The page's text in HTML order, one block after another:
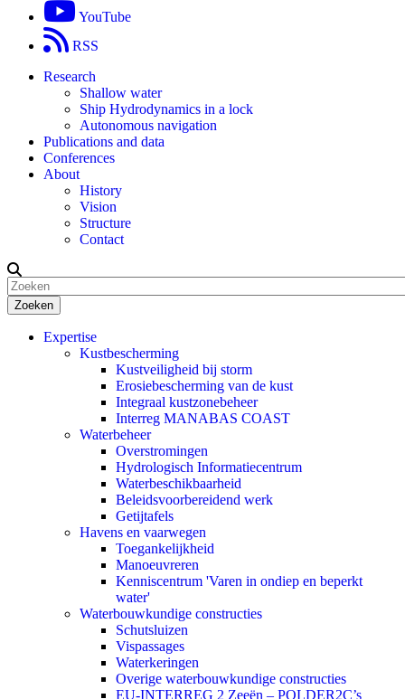
YouTube
RSS
Research
Shallow water
Ship Hydrodynamics in a lock
Autonomous navigation
Publications and data
Conferences
About
History
Vision
Structure
Contact
Zoeken
Expertise
Kustbescherming
Kustveiligheid bij storm
Erosiebescherming van de kust
Integraal kustzonebeheer
Interreg MANABAS COAST
Waterbeheer
Overstromingen
Hydrologisch Informatiecentrum
Waterbeschikbaarheid
Beleidsvoorbereidend werk
Getijtafels
Havens en vaarwegen
Toegankelijkheid
Manoeuvreren
Kenniscentrum 'Varen in ondiep en beperkt
water'
Waterbouwkundige constructies
Schutsluizen
Vispassages
Waterkeringen
Overige waterbouwkundige constructies
EU-INTERREG 2 Zeeën – POLDER2C’s